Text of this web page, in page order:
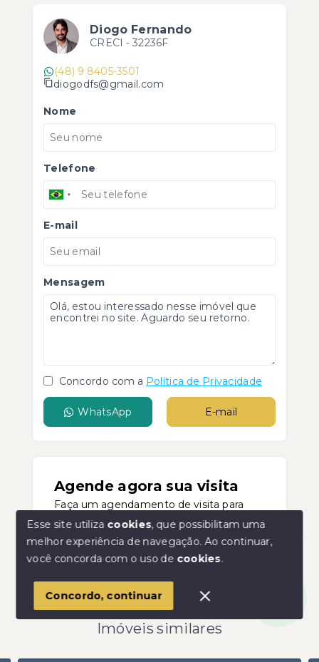
Diogo Fernando
CRECI - 32236F
(48) 9 8405-3501
diogodfs@gmail.com
Nome
Telefone
E-mail
Mensagem
Concordo com a Política de Privacidade
WhatsApp E-mail
Agende agora sua visita
Faça um agendamento de visita para
conhecer melhor o imóvel.
Agendar visita
Imóveis similares
Olá! Estamos disponíveis para te ajudar.
Esse site utiliza cookies, que possibilitam uma
melhor experiência de navegação.Ao continuar,
você concorda com o uso de cookies.
Concordo, continuar